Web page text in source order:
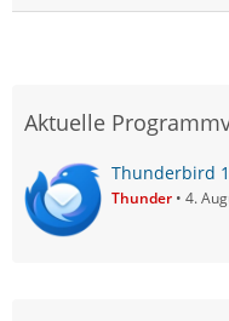
Aktuelle
Thunderbird
Thunder 4.